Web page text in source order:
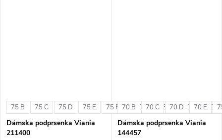
75 B 75 C 75 D 75 E 75 F 75 G 80 B 80 C 80 D
Dámska podprsenka Viania
211400
70 B 70 C 70 D 70 E
Dámska podprsenka Viania
144457